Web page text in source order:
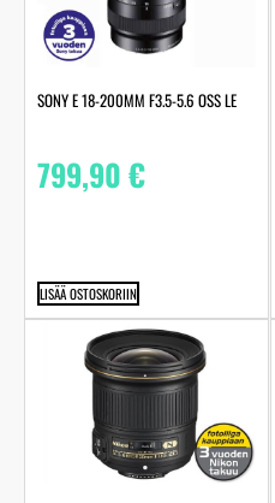
SONY E 18-200MM F3.5-5.6 OSS LE
799,90€
LISÄÄ OSTOSKORIIN